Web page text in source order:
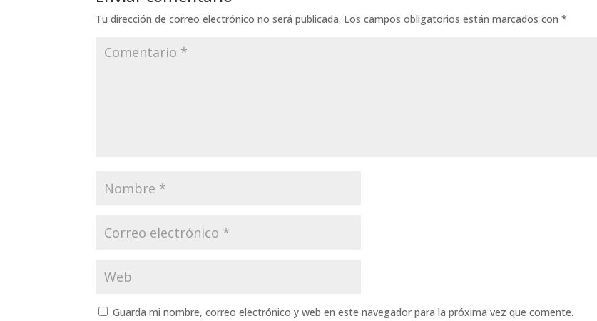
Tu dirección de correo electrónico no será publicada. Los campos obligatorios están marcados con*
Guarda mi nombre, correo electrónico y web en este navegador para la próxima vez que comente.